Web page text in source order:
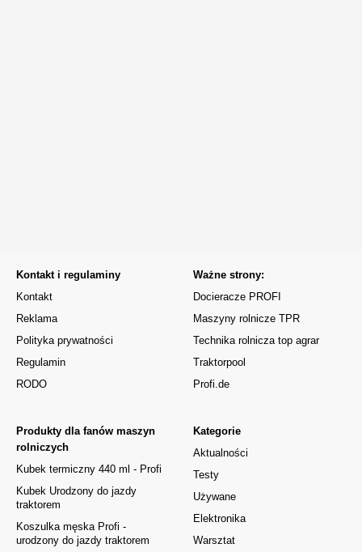
Kontakt i regulaminy
Kontakt
Reklama
Polityka prywatności
Regulamin
RODO
Kategorie
Aktualności
Testy
Używane
Elektronika
Warsztat
Produkty dla fanów maszyn
rolniczych
Kubek termiczny 440 ml - Profi
Kubek Urodzony do jazdy
traktorem
Koszulka męska Profi -
urodzony do jazdy traktorem
Ważne strony:
Docieracze PROFI
Maszyny rolnicze TPR
Technika rolnicza top agrar
Traktorpool
Profi.de